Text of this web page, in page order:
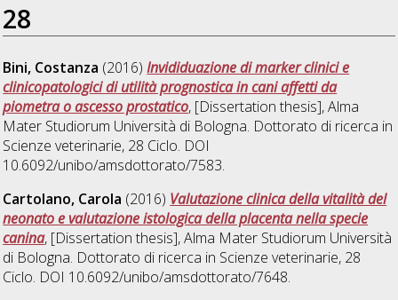
28
Bini, Costanza (2016)Invididuazione di marker clinici e
clinicopatologici di utilità prognostica in cani affetti da
piometra o ascesso prostatico, [Dissertation thesis], Alma
Mater Studiorum Università di Bologna. Dottorato di ricerca in
Scienze veterinarie, 28 Ciclo. DOI
10.6092/unibo/amsdottorato/7583.
Cartolano, Carola (2016) Valutazione clinica della vitalità del
neonato e valutazione istologica della placenta nella specie
canina, [Dissertation thesis], Alma Mater Studiorum Università
di Bologna. Dottorato di ricerca in Scienze veterinarie, 28
Ciclo. DOI 10.6092/unibo/amsdottorato/7648.